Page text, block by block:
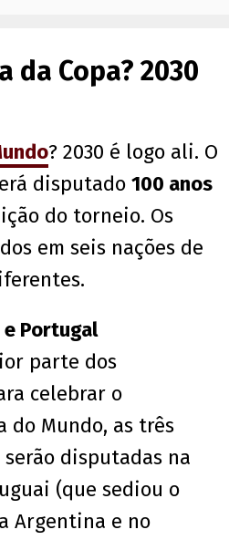
da Copa? 2030
? 2030 é logo ali. O
disputado 100 anos
do torneio. Os
em seis nações de
e Portugal
parte dos
celebrar o
do Mundo, as três
disputadas na
(que sediou o
Argentina e no